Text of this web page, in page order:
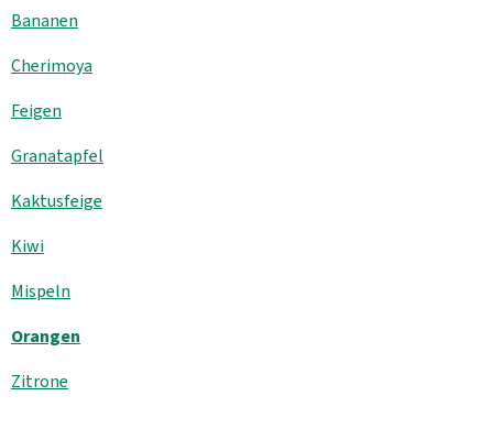
Haus, Garten, Tier & Co
Genossenschaft & Beitritt
Über uns
Aktuelles
B2B
Bananen
Cherimoya
Feigen
Granatapfel
Kaktusfeige
Kiwi
Mispeln
Orangen
Zitrone